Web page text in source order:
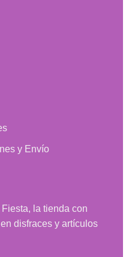
y Envío
la tienda con
disfraces y artículos